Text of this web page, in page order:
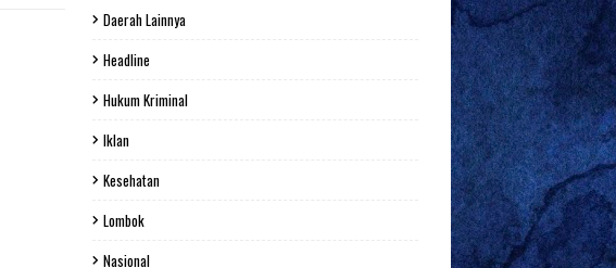
Daerah Lainnya
Headline
Hukum Kriminal
Iklan
Kesehatan
Lombok
Nasional